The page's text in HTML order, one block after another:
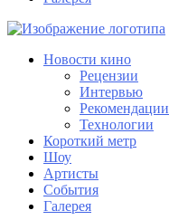
Новости кино
Рецензии
Интервью
Рекомендации
Технологии
Короткий метр
Шоу
Артисты
События
Галерея